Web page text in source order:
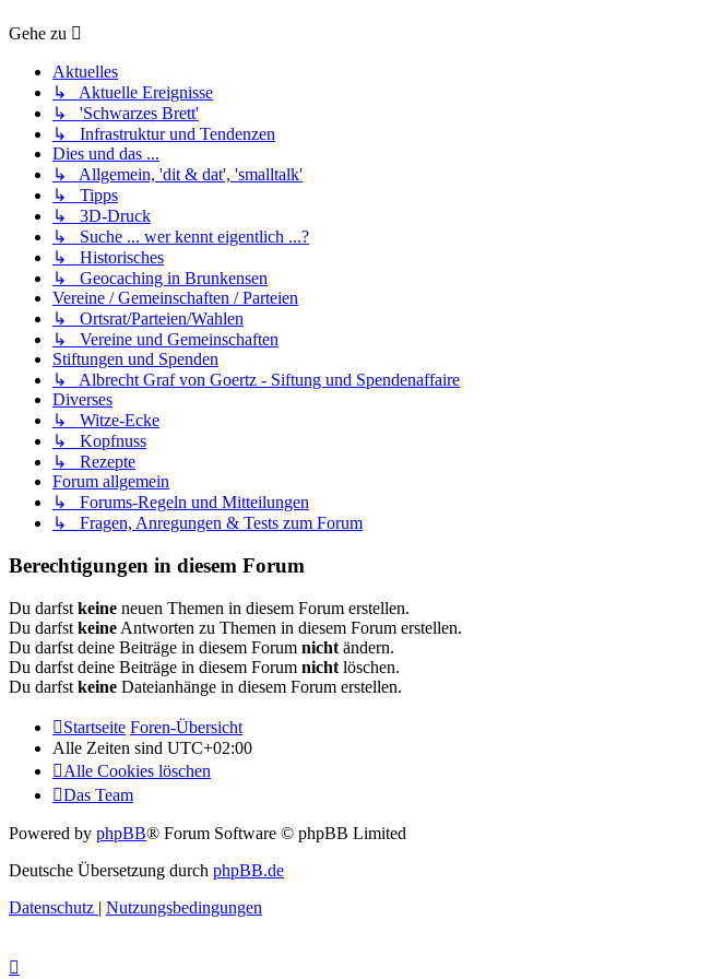
Gehe zu
Aktuelles
↳ Aktuelle Ereignisse
↳ 'Schwarzes Brett'
↳ Infrastruktur und Tendenzen
Dies und das ...
↳ Allgemein, 'dit & dat', 'smalltalk'
↳ Tipps
↳ 3D-Druck
↳ Suche ... wer kennt eigentlich ...?
↳ Historisches
↳ Geocaching in Brunkensen
Vereine / Gemeinschaften / Parteien
↳ Ortsrat/Parteien/Wahlen
↳ Vereine und Gemeinschaften
Stiftungen und Spenden
↳ Albrecht Graf von Goertz - Siftung und Spendenaffaire
Diverses
↳ Witze-Ecke
↳ Kopfnuss
↳ Rezepte
Forum allgemein
↳ Forums-Regeln und Mitteilungen
↳ Fragen, Anregungen & Tests zum Forum
Berechtigungen in diesem Forum
Du darfst keine neuen Themen in diesem Forum erstellen.
Du darfst keine Antworten zu Themen in diesem Forum erstellen.
Du darfst deine Beiträge in diesem Forum nicht ändern.
Du darfst deine Beiträge in diesem Forum nicht löschen.
Du darfst keine Dateianhänge in diesem Forum erstellen.
Startseite Foren-Übersicht
Alle Zeiten sind UTC+02:00
Alle Cookies löschen
Das Team
Powered by phpBB® Forum Software © phpBB Limited
Deutsche Übersetzung durch phpBB.de
Datenschutz | Nutzungsbedingungen